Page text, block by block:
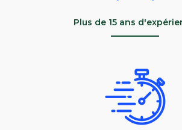
Plus de 15 ans